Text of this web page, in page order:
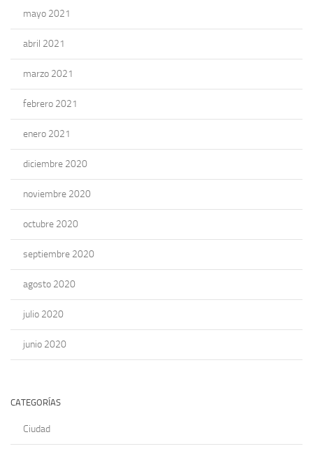
mayo 2021
abril 2021
marzo 2021
febrero 2021
enero 2021
diciembre 2020
noviembre 2020
octubre 2020
septiembre 2020
agosto 2020
julio 2020
junio 2020
CATEGORÍAS
Ciudad